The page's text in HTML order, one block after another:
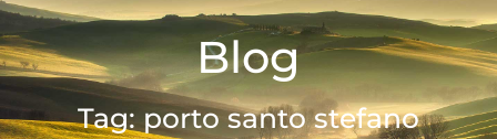
Blog
Tag: porto santo stefano